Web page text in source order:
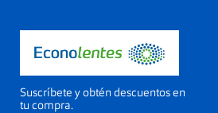
Suscríbete y obtén descuentos en
tu compra.